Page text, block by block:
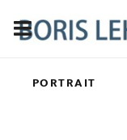
PORTRAIT